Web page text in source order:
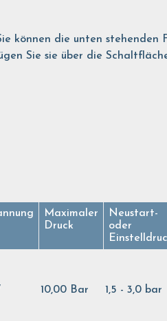
können die unten stehenden
Sie sie über die
Maximaler
Druck
Neustart-
oder
10,00 Bar 1,5 - 3,0 bar